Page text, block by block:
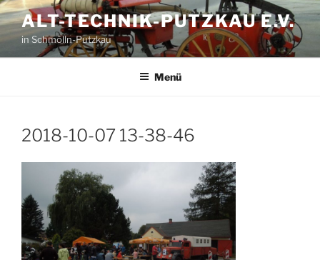
Zum
Inhalt
springen
ALT-TECHNIK-PUTZKAU E.V.
in Schmölln-Putzkau
Menü
2018-10-07 13-38-46